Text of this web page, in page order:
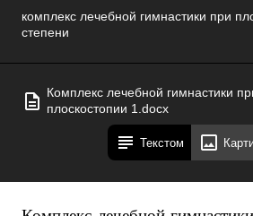
комплекс лечебной гимнастики при
степени
Комплекс лечебной гимнастики
плоскостопии 1.docx
Текстом